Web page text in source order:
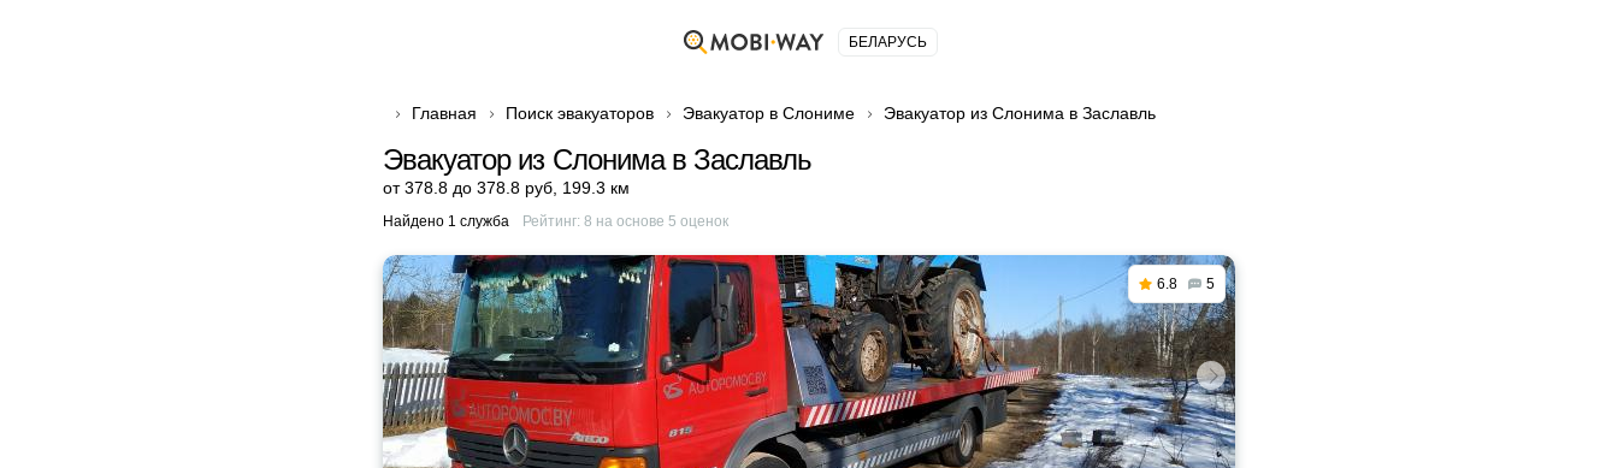
БЕЛАРУСЬ
Главная Поиск эвакуаторов Эвакуатор в Слониме Эвакуатор из Слонима в Заславль
Эвакуатор из Слонима в Заславль
от 378.8 до 378.8 руб 199.3 км
Найдено 1 служба Рейтинг: 8 на основе 5 оценок
6.8 5